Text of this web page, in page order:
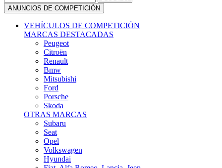
VEHÍCULOS DE COMPETICIÓN
MARCAS DESTACADAS
Peugeot
Citroën
Renault
Bmw
Mitsubishi
Ford
Porsche
Skoda
OTRAS MARCAS
Subaru
Seat
Opel
Volkswagen
Hyundai
Fiat, Alfa Romeo, Lancia, Jeep
Toyota